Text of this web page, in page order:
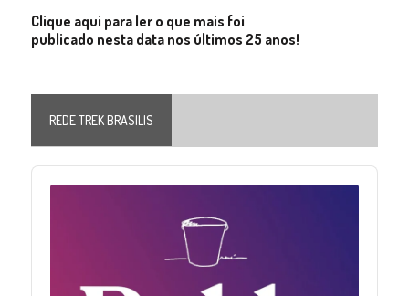
Clique aqui para ler o que mais foi
publicado nesta data nos últimos 25 anos!
REDE TREK BRASILIS
Audio
Player